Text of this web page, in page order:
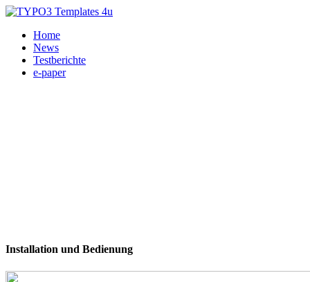
Home
News
Testberichte
e-paper
Installation und Bedienung